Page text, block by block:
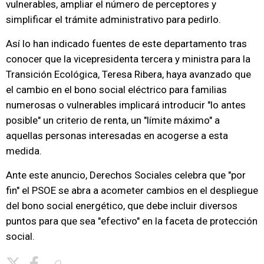
vulnerables, ampliar el número de perceptores y
simplificar el trámite administrativo para pedirlo.
Así lo han indicado fuentes de este departamento tras
conocer que la vicepresidenta tercera y ministra para la
Transición Ecológica, Teresa Ribera, haya avanzado que
el cambio en el bono social eléctrico para familias
numerosas o vulnerables implicará introducir "lo antes
posible" un criterio de renta, un "límite máximo" a
aquellas personas interesadas en acogerse a esta
medida.
Ante este anuncio, Derechos Sociales celebra que "por
fin" el PSOE se abra a acometer cambios en el despliegue
del bono social energético, que debe incluir diversos
puntos para que sea "efectivo" en la faceta de protección
social.